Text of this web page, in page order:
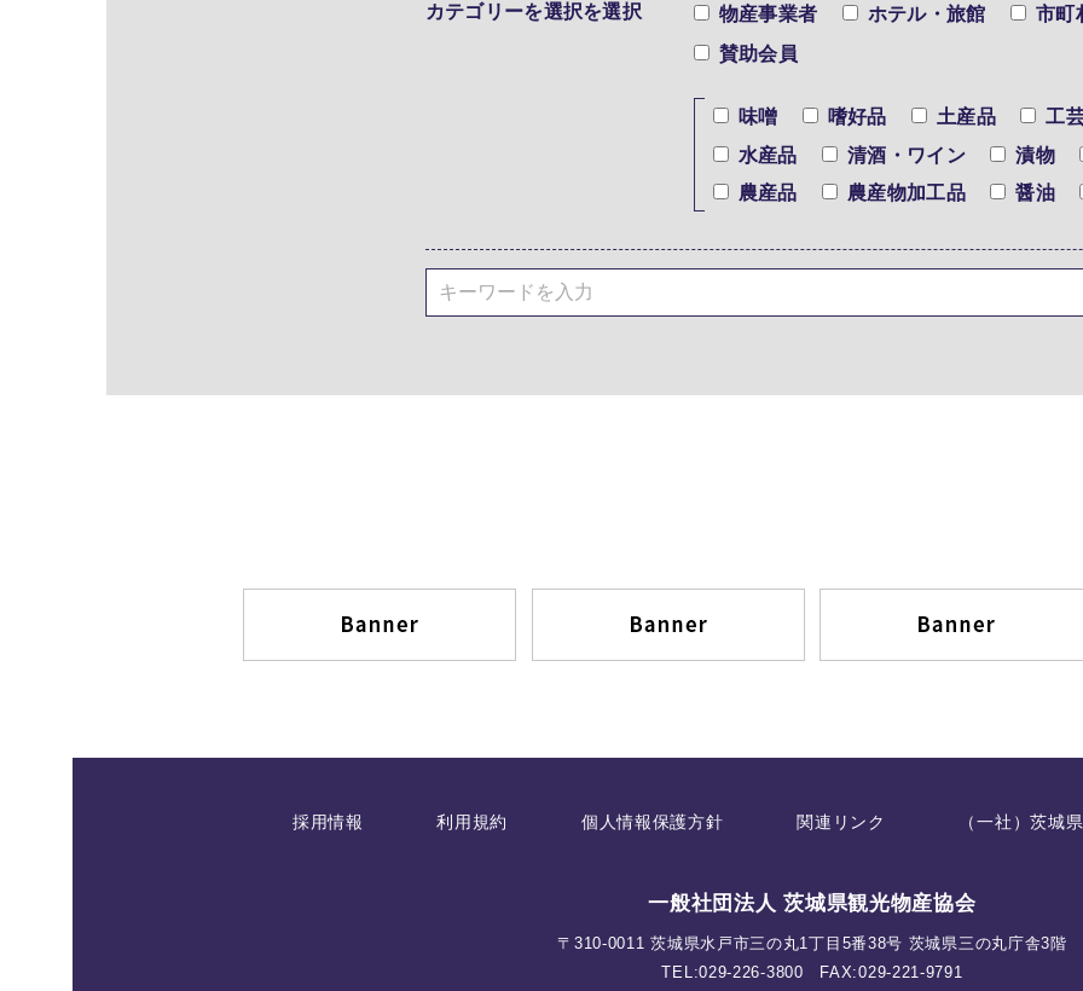
カテゴリーを選択を選択 物産事業者 ホテル・旅館
市町
賛助会員
味噌 嗜好品 土産品
工
水産品
清酒・ワイン
漬物
農産品
農産物加工品 醤油
採用情報 利用規約 個人情報保護方針 関連リンク （一社）茨城
一般社団法人 茨城県観光物産協会
〒310-0011 茨城県水戸市三の丸1丁目5番38号 茨城県三の丸庁舎3階
TEL:029-226-3800 FAX:029-221-9791